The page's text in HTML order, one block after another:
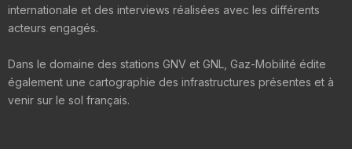
internationale et des interviews réalisées avec les différents
acteurs engagés.
Dans le domaine des stations GNV et GNL, Gaz-Mobilité édite
également une cartographie des infrastructures présentes et à
venir sur le sol français.